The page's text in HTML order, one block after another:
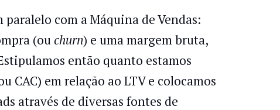
com a Máquina de Vendas:
(ouchurn) e uma margem bruta,
então quanto estamos
CAC) em relação ao LTV e colocamos
através de diversas fontes de